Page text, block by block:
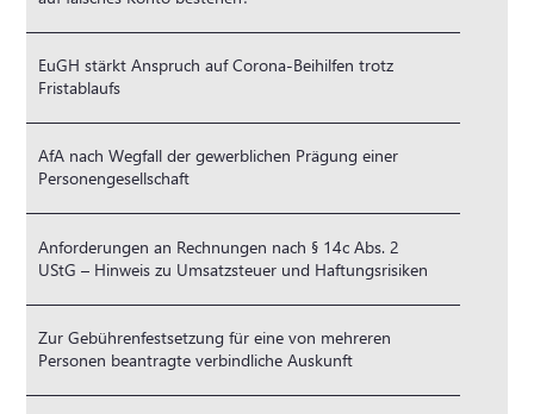
EuGH stärkt Anspruch auf Corona-Beihilfen trotz
Fristablaufs
AfA nach Wegfall der gewerblichen Prägung einer
Personengesellschaft
Anforderungen an Rechnungen nach § 14c Abs. 2
UStG – Hinweis zu Umsatzsteuer und Haftungsrisiken
Zur Gebührenfestsetzung für eine von mehreren
Personen beantragte verbindliche Auskunft